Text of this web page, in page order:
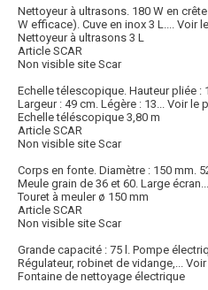
Nettoyeur à ultrasons. 180 W en
W efficace). Cuve en inox 3 L.... Voir
Nettoyeur à ultrasons 3 L
Article SCAR
Non visible site Scar
Echelle télescopique. Hauteur pliée :
Largeur : 49 cm. Légère : 13... Voir le
Echelle téléscopique 3,80 m
Article SCAR
Non visible site Scar
Corps en fonte. Diamètre : 150 mm.
Meule grain de 36 et 60. Large écran...
Touret à meuler ø 150 mm
Article SCAR
Non visible site Scar
Grande capacité : 75 l. Pompe
Régulateur, robinet de vidange,...
Fontaine de nettoyage électrique